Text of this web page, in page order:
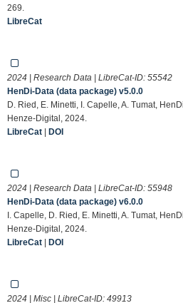
269.
LibreCat
2024 | Research Data | LibreCat-ID: 55542
HenDi-Data (data package) v5.0.0
D. Ried, E. Minetti, I. Capelle, A. Tumat,
Henze-Digital, 2024.
LibreCat | DOI
2024 | Research Data | LibreCat-ID: 55948
HenDi-Data (data package) v6.0.0
I. Capelle, D. Ried, E. Minetti, A. Tumat,
Henze-Digital, 2024.
LibreCat | DOI
2024 | Misc | LibreCat-ID: 49913